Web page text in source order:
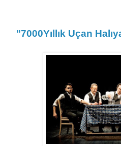
"7000Yıllık Uçan